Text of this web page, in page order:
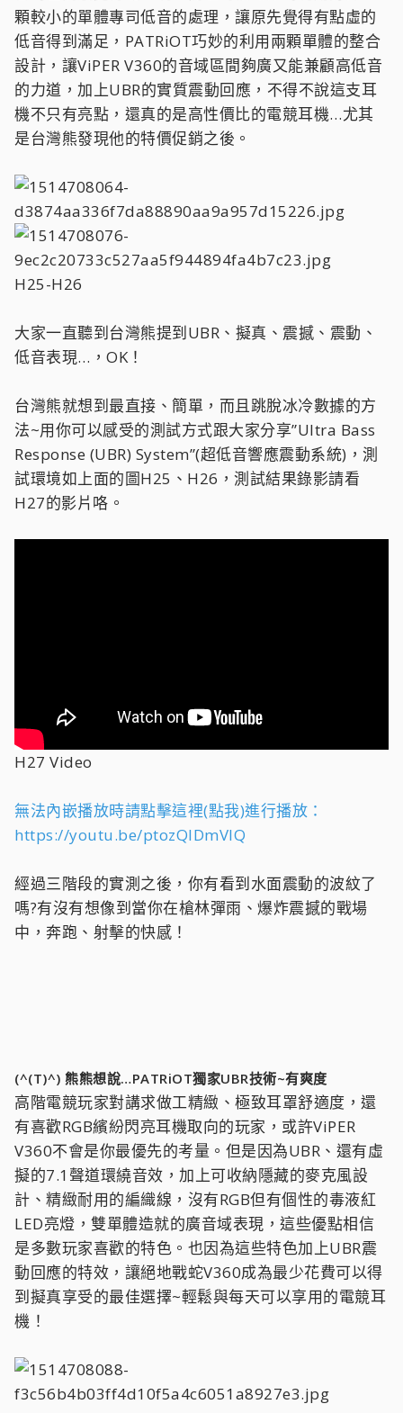
顆較小的單體專司低音的處理，讓原先覺得有點虛的
低音得到滿足，PATRiOT巧妙的利用兩顆單體的整合
設計，讓ViPER V360的音域區間夠廣又能兼顧高低音
的力道，加上UBR的實質震動回應，不得不說這支耳
機不只有亮點，還真的是高性價比的電競耳機…尤其
是台灣熊發現他的特價促銷之後。
H25-H26
大家一直聽到台灣熊提到UBR、擬真、震撼、震動、
低音表現…，OK！
台灣熊就想到最直接、簡單，而且跳脫冰冷數據的方
法~用你可以感受的測試方式跟大家分享”Ultra Bass
Response (UBR) System”(超低音響應震動系統)，測
試環境如上面的圖H25、H26，測試結果錄影請看
H27的影片咯。
H27 Video
無法內嵌播放時請點擊這裡(點我)進行播放：
https://youtu.be/ptozQlDmVlQ
經過三階段的實測之後，你有看到水面震動的波紋了
嗎?有沒有想像到當你在槍林彈雨、爆炸震撼的戰場
中，奔跑、射擊的快感！
(^(T)^) 熊熊想說…PATRiOT獨家UBR技術~有爽度
高階電競玩家對講求做工精緻、極致耳罩舒適度，還
有喜歡RGB繽紛閃亮耳機取向的玩家，或許ViPER
V360不會是你最優先的考量。但是因為UBR、還有虛
擬的7.1聲道環繞音效，加上可收納隱藏的麥克風設
計、精緻耐用的編織線，沒有RGB但有個性的毒液紅
LED亮燈，雙單體造就的廣音域表現，這些優點相信
是多數玩家喜歡的特色。也因為這些特色加上UBR震
動回應的特效，讓絕地戰蛇V360成為最少花費可以得
到擬真享受的最佳選擇~輕鬆與每天可以享用的電競耳
機！